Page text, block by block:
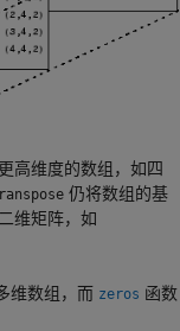
高维度的数组，如四
仍将数组的基
维矩阵，如
维数组，而 zeros 函数